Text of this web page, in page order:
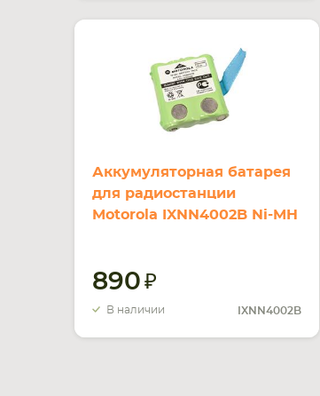
Аккумуляторная батарея
для радиостанции
Motorola IXNN4002B Ni-MH
890
В наличии IXNN4002B